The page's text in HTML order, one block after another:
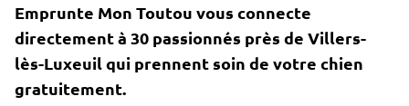
Emprunte Mon Toutou vous connecte
directement à 30 passionnés près de Villers-
lès-Luxeuil qui prennent soin de votre chien
gratuitement.